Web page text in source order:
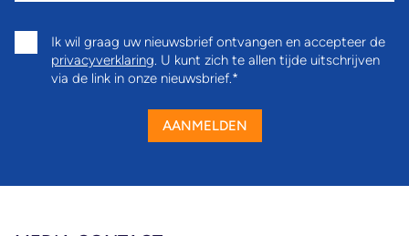
Ik wil graag uw nieuwsbrief ontvangen en accepteer de
privacyverklaring . U kunt zich te allen tijde uitschrijven
via de link in onze nieuwsbrief.
AANMELDEN